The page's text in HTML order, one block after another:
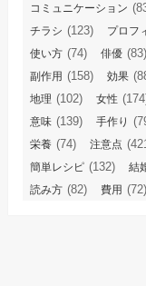
コミュニケーション
チラシ (123) プロフ
使い方 (74) 俳優 (83)
副作用 (158) 効果
地理 (102) 女性
意味 (139) 手作り
栄養 (74) 注意点
簡単レシピ (132) 結
読み方 (82) 費用 (72)